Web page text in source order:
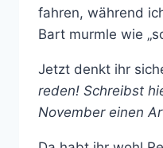
fahren, während
Bart murmle wie
Jetzt denkt ihr
reden! Schreibst
November einen